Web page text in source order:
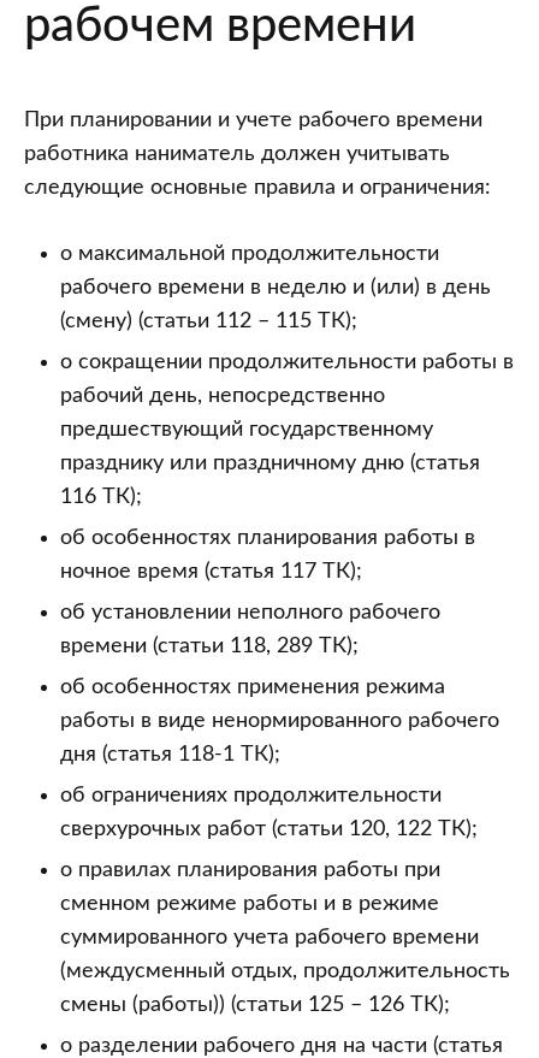
рабочем времени
При планировании и учете рабочего времени
работника наниматель должен учитывать
следующие основные правила и ограничения:
о максимальной продолжительности
рабочего времени в неделю и (или) в день
(смену) (статьи 112 – 115 ТК);
о сокращении продолжительности работы в
рабочий день, непосредственно
предшествующий государственному
празднику или праздничному дню (статья
116 ТК);
об особенностях планирования работы в
ночное время (статья 117 ТК);
об установлении неполного рабочего
времени (статьи 118, 289 ТК);
об особенностях применения режима
работы в виде ненормированного рабочего
дня (статья 118-1 ТК);
об ограничениях продолжительности
сверхурочных работ (статьи 120, 122 ТК);
о правилах планирования работы при
сменном режиме работы и в режиме
суммированного учета рабочего времени
(междусменный отдых, продолжительность
смены (работы)) (статьи 125 – 126 ТК);
о разделении рабочего дня на части (статья